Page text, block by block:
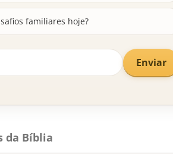
familiares hoje?
Enviar
da Bíblia